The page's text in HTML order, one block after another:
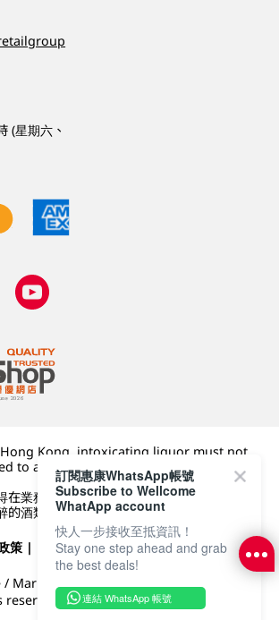
(星期六、
Kong, intoxicating liquor must not
to a minor (under 18) in the course of
在業務過程中，向未成年人 (18 歲以下人士)
的酒類。
策 | DFI零售集團
Market Place. The Dairy Farm Company
訂閱惠康WhatsApp帳號
Subscribe to Wellcome
WhatApp account
快人一步接收至抵資訊！
Stay one step ahead and grab
the best deals!
連結 WhatsApp 帳號